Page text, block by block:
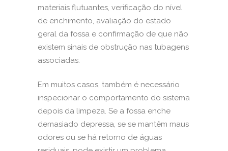
materiais flutuantes, verificação do nível
de enchimento, avaliação do estado
geral da fossa e confirmação de que não
existem sinais de obstrução nas tubagens
associadas.
Em muitos casos, também é necessário
inspecionar o comportamento do sistema
depois da limpeza. Se a fossa enche
demasiado depressa, se se mantêm maus
odores ou se há retorno de águas